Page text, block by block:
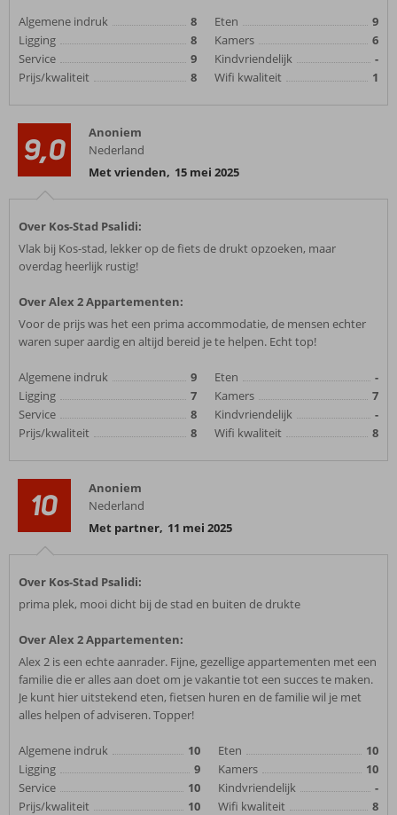
Algemene indruk
8
Ligging
8
Service
9
Prijs/kwaliteit
8
Eten
9
Kamers
6
Kindvriendelijk
-
Wifi kwaliteit
1
9,0
Anoniem
Nederland
Met vrienden, 15 mei 2025
Over Kos-Stad Psalidi:
Vlak bij Kos-stad, lekker op de fiets de drukt opzoeken, maar
overdag heerlijk rustig!
Over Alex 2 Appartementen:
Voor de prijs was het een prima accommodatie, de mensen echter
waren super aardig en altijd bereid je te helpen. Echt top!
Algemene indruk
9
Ligging
7
Service
8
Prijs/kwaliteit
8
Eten
-
Kamers
7
Kindvriendelijk
-
Wifi kwaliteit
8
10
Anoniem
Nederland
Met partner, 11 mei 2025
Over Kos-Stad Psalidi:
prima plek, mooi dicht bij de stad en buiten de drukte
Over Alex 2 Appartementen:
Alex 2 is een echte aanrader. Fijne, gezellige appartementen met een
familie die er alles aan doet om je vakantie tot een succes te maken.
Je kunt hier uitstekend eten, fietsen huren en de familie wil je met
alles helpen of adviseren. Topper!
Algemene indruk
10
Ligging
9
Service
10
Prijs/kwaliteit
10
Eten
10
Kamers
10
Kindvriendelijk
-
Wifi kwaliteit
8